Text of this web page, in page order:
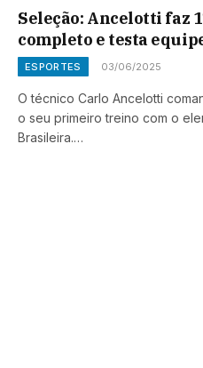
Seleção: Ancelotti faz
completo e testa
ESPORTES 03/06/2025
O técnico Carlo Ancelotti
o seu primeiro treino com o
Brasileira.…